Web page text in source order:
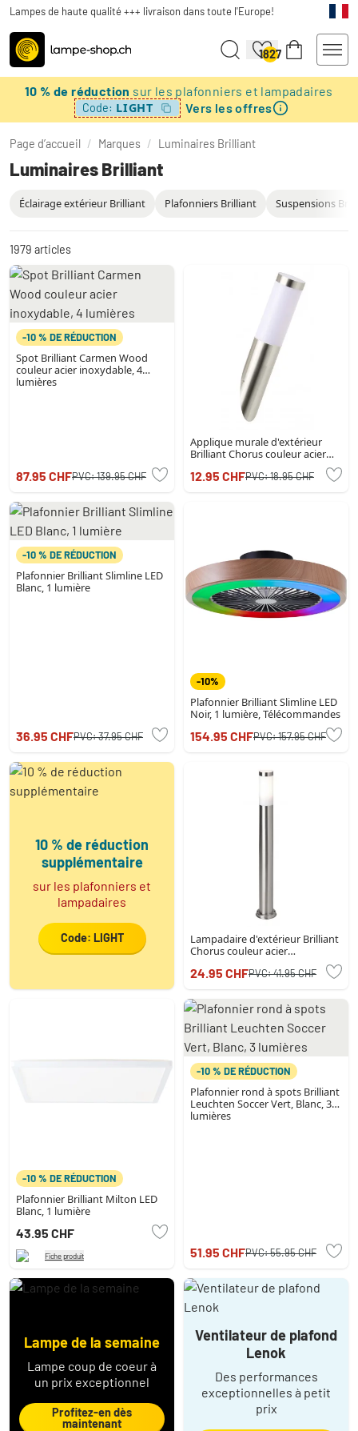
Lampes de haute qualité +++ livraison dans toute l'Europe!
1827
10 % de réduction sur les plafonniers et lampadaires
Code: LIGHT Vers les offres
Page d’accueil / Marques / Luminaires Brilliant
Luminaires Brilliant
Éclairage extérieur Brilliant Plafonniers Brilliant Suspensions
1979 articles
-10 % DE RÉDUCTION
Spot Brilliant Carmen Wood
couleur acier inoxydable, 4
lumières
87.95 CHFPVC:139.95 CHF
Applique murale d'extérieur
Brilliant Chorus couleur acier
12.95 CHFPVC:18.95 CHF
-10 % DE RÉDUCTION
Plafonnier Brilliant Slimline LED
Blanc, 1 lumière
36.95 CHFPVC:37.95 CHF
-10%
Plafonnier Brilliant Slimline LED
Noir, 1 lumière, Télécommandes
154.95 CHFPVC:157.95 CHF
10 % de réduction
supplémentaire
sur les plafonniers et
lampadaires
Code: LIGHT
Lampadaire d'extérieur Brilliant
Chorus couleur acier
24.95 CHFPVC:41.95 CHF
-10 % DE RÉDUCTION
Plafonnier Brilliant Milton LED
Blanc, 1 lumière
43.95 CHF
Fiche produit
-10 % DE RÉDUCTION
Plafonnier rond à spots Brilliant
Leuchten Soccer Vert, Blanc, 3
lumières
51.95 CHFPVC:55.95 CHF
Lampe de la semaine
Lampe coup de coeur à
un prix exceptionnel
Profitez-en dès
maintenant
Ventilateur de plafond
Lenok
Des performances
exceptionnelles à petit
prix